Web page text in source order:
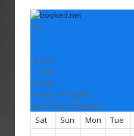
+31
°
C
H: +32°
L: +19°
Vranje
Friday, 07 August
See 7-Day Forecast
Sat
Sun Mon Tue